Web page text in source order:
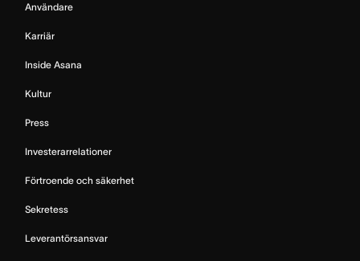
Användare
Karriär
Inside Asana
Kultur
Press
Investerarrelationer
Förtroende och säkerhet
Sekretess
Leverantörsansvar